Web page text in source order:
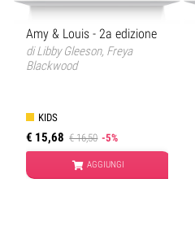
Amy & Louis - 2a edizione
diLibby Gleeson, Freya
Blackwood
KIDS
€ 15,68 € 16,50 -5%
AGGIUNGI